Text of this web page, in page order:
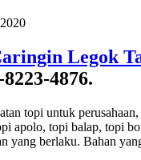
Legok
4876.
topi untuk
apolo, topi balap, topi
yang berlaku. Bahan